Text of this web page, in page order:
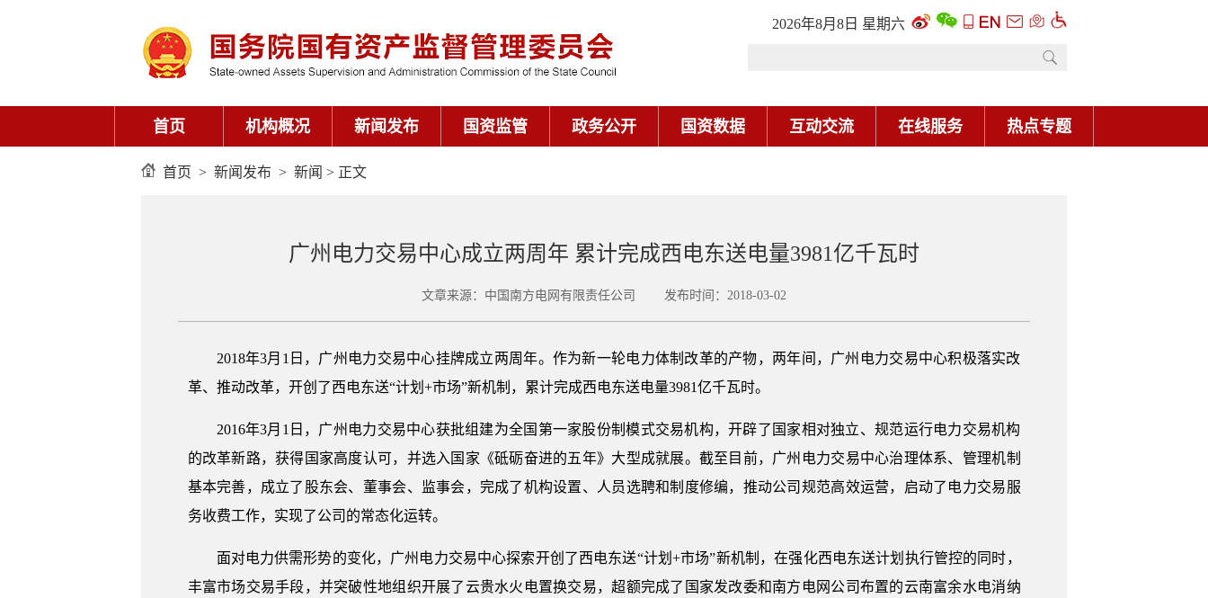
2026年8月8日 星期六
首页 机构概况 新闻发布 国资监管 政务公开 国资数据 互动交流 在线服务 热点专题
首页 > 新闻发布 > 新闻 > 正文
广州电力交易中心成立两周年 累计完成西电东送电量3981亿千瓦时
文章来源：中国南方电网有限责任公司 发布时间：2018-03-02
2018年3月1日，广州电力交易中心挂牌成立两周年。作为新一轮电力体制改革的产物，两年间，广州电力交易中心积极落实改
革、推动改革，开创了西电东送“计划+市场”新机制，累计完成西电东送电量3981亿千瓦时。
2016年3月1日，广州电力交易中心获批组建为全国第一家股份制模式交易机构，开辟了国家相对独立、规范运行电力交易机构
的改革新路，获得国家高度认可，并选入国家《砥砺奋进的五年》大型成就展。截至目前，广州电力交易中心治理体系、管理机制
基本完善，成立了股东会、董事会、监事会，完成了机构设置、人员选聘和制度修编，推动公司规范高效运营，启动了电力交易服
务收费工作，实现了公司的常态化运转。
面对电力供需形势的变化，广州电力交易中心探索开创了西电东送“计划+市场”新机制，在强化西电东送计划执行管控的同时，
丰富市场交易手段，并突破性地组织开展了云贵水火电置换交易，超额完成了国家发改委和南方电网公司布置的云南富余水电消纳